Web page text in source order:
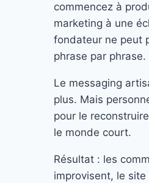
commencez à
marketing à une
fondateur ne peut
phrase par phrase.
Le messaging
plus. Mais
pour le
le monde court.
Résultat : les
improvisent, le